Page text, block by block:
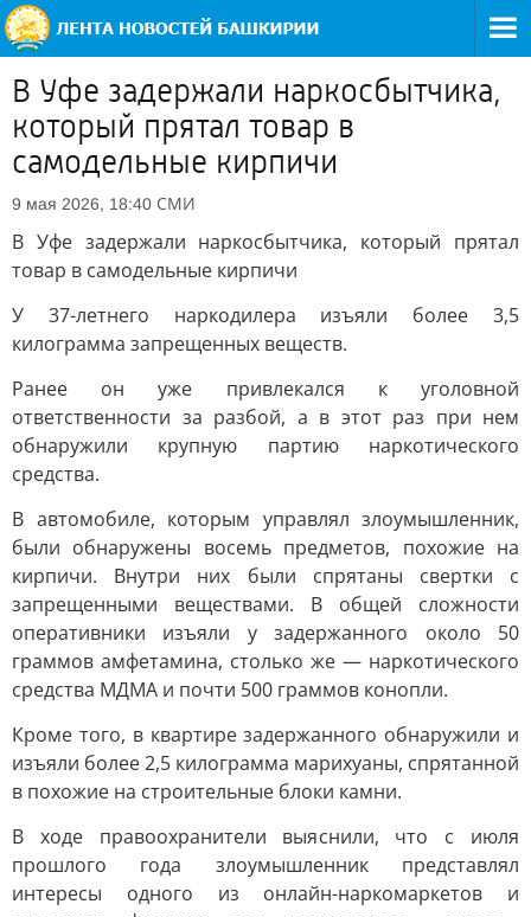
В Уфе задержали наркосбытчика,
который прятал товар в
самодельные кирпичи
9 мая 2026, 18:40 СМИ
В Уфе задержали наркосбытчика, который прятал
товар в самодельные кирпичи
У 37-летнего наркодилера изъяли более 3,5
килограмма запрещенных веществ.
Ранее он уже привлекался к уголовной
ответственности за разбой, а в этот раз при нем
обнаружили крупную партию наркотического
средства.
В автомобиле, которым управлял злоумышленник,
были обнаружены восемь предметов, похожие на
кирпичи. Внутри них были спрятаны свертки с
запрещенными веществами. В общей сложности
оперативники изъяли у задержанного около 50
граммов амфетамина, столько же — наркотического
средства МДМА и почти 500 граммов конопли.
Кроме того, в квартире задержанного обнаружили и
изъяли более 2,5 килограмма марихуаны, спрятанной
в похожие на строительные блоки камни.
В ходе правоохранители выяснили, что с июля
прошлого года злоумышленник представлял
интересы одного из онлайн-наркомаркетов и